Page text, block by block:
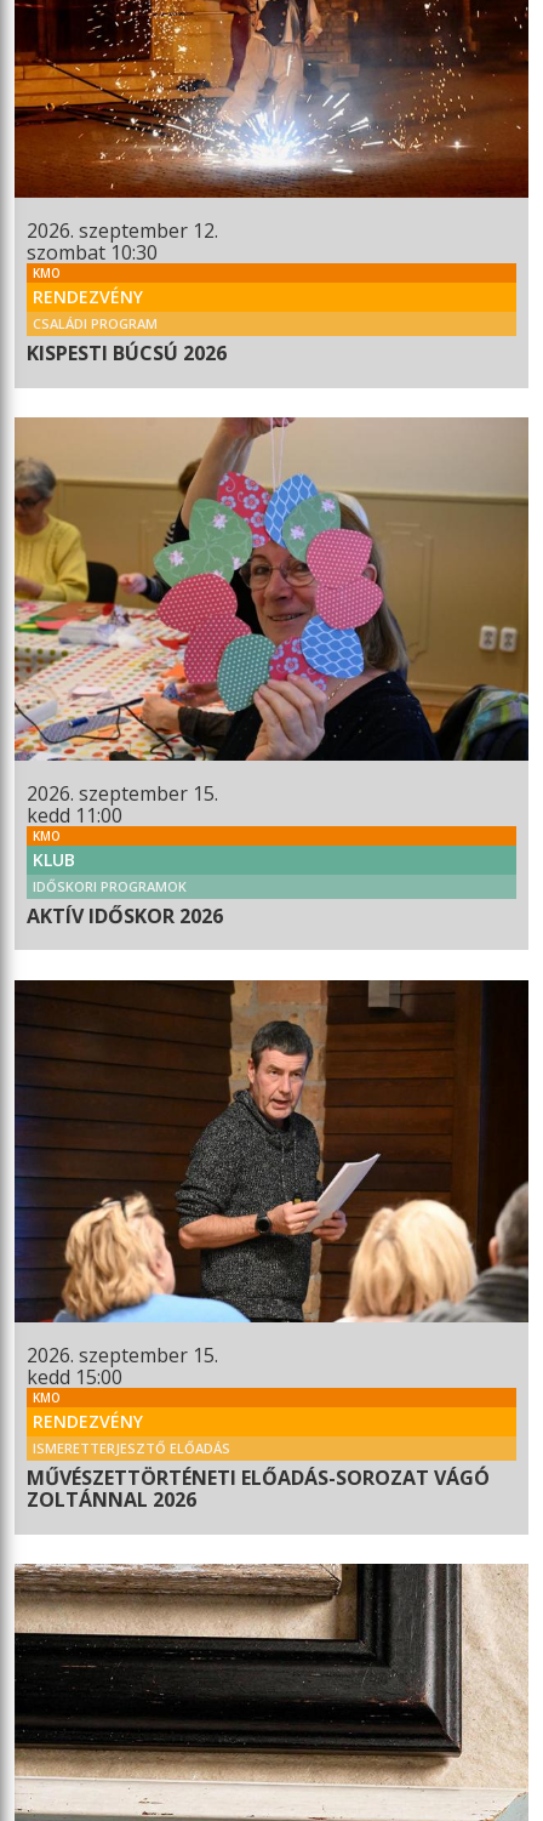
2026. szeptember 12.
szombat 10:30
KMO
RENDEZVÉNY
CSALÁDI PROGRAM
KISPESTI BÚCSÚ 2026
2026. szeptember 15.
kedd 11:00
KMO
KLUB
IDŐSKORI PROGRAMOK
AKTÍV IDŐSKOR 2026
2026. szeptember 15.
kedd 15:00
KMO
RENDEZVÉNY
ISMERETTERJESZTŐ ELŐADÁS
MŰVÉSZETTÖRTÉNETI ELŐADÁS-SOROZAT VÁGÓ
ZOLTÁNNAL 2026